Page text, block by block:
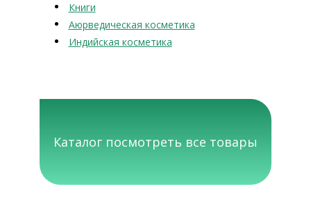
Книги
Аюрведическая косметика
Индийская косметика
Каталог посмотреть все товары